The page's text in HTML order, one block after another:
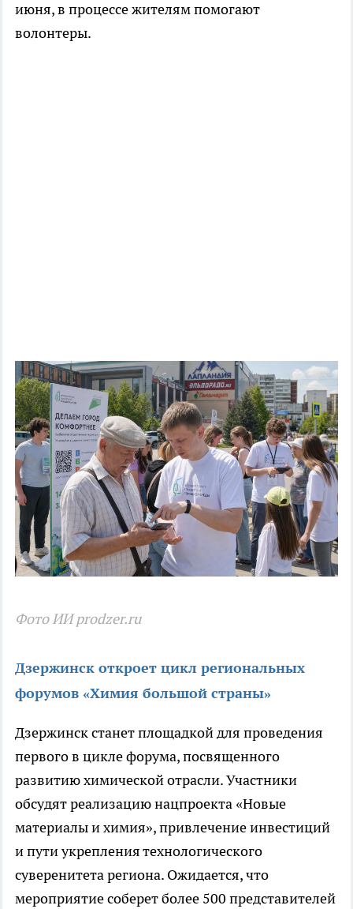
июня, в процессе жителям помогают
волонтеры.
Фото ИИ prodzer.ru
Дзержинск откроет цикл региональных
форумов «Химия большой страны»
Дзержинск станет площадкой для проведения
первого в цикле форума, посвященного
развитию химической отрасли. Участники
обсудят реализацию нацпроекта «Новые
материалы и химия», привлечение инвестиций
и пути укрепления технологического
суверенитета региона. Ожидается, что
мероприятие соберет более 500 представителей